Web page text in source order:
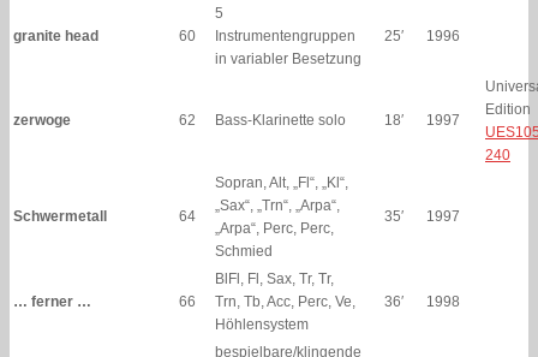
granite head 60
5
Instrumentengruppen
in variabler Besetzung
25′ 1996
zerwoge 62 Bass-Klarinette solo 18′ 1997
Edition
240
Schwermetall 64
Sopran, Alt, „Fl“, „Kl“,
„Sax“, „Trn“, „Arpa“,
„Arpa“, Perc, Perc,
Schmied
35′ 1997
… ferner … 66
BlFl, Fl, Sax, Tr, Tr,
Trn, Tb, Acc, Perc, Ve,
Höhlensystem
36′ 1998
bespielbare/klingende